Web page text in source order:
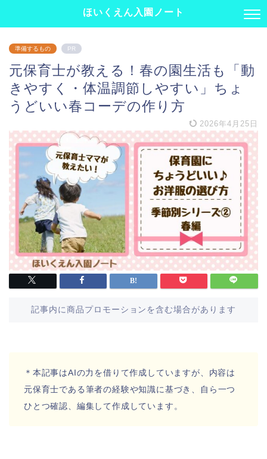
ほいくえん入園ノート
準備するもの PR
元保育士が教える！春の園生活も「動
きやすく・体温調節しやすい」ちょ
うどいい春コーデの作り方
2026年4月25日
記事内に商品プロモーションを含む場合があります
＊本記事はAIの力を借りて作成していますが、内容は
元保育士である筆者の経験や知識に基づき、自ら一つ
ひとつ確認、編集して作成しています。